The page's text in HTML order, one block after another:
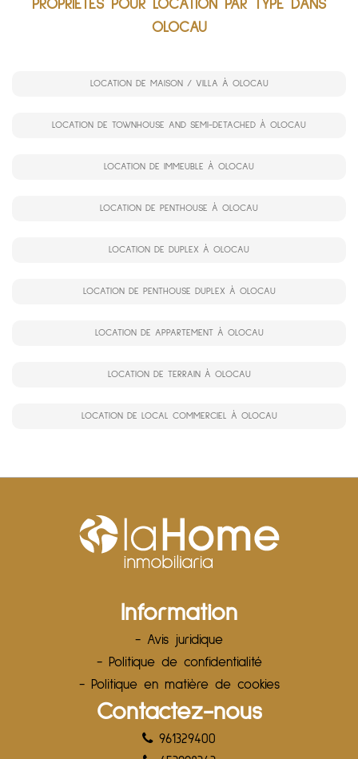
PROPRIÉTÉS POUR LOCATION PAR TYPE DANS
OLOCAU
LOCATION DE MAISON / VILLA À OLOCAU
LOCATION DE TOWNHOUSE AND SEMI-DETACHED À OLOCAU
LOCATION DE IMMEUBLE À OLOCAU
LOCATION DE PENTHOUSE À OLOCAU
LOCATION DE DUPLEX À OLOCAU
LOCATION DE PENTHOUSE DUPLEX À OLOCAU
LOCATION DE APPARTEMENT À OLOCAU
LOCATION DE TERRAIN À OLOCAU
LOCATION DE LOCAL COMMERCIEL À OLOCAU
Information
- Avis juridique
- Politique de confidentialité
- Politique en matière de cookies
Contactez-nous
961329400